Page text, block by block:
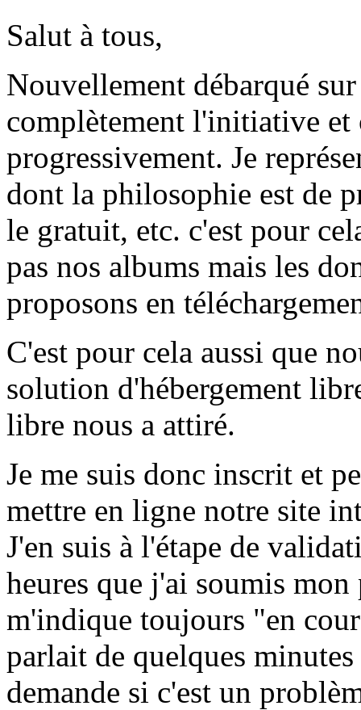
Salut à tous,
Nouvellement débarqué
complètement l'initiative
progressivement. Je
dont la philosophie est de
le gratuit, etc. c'est pour
pas nos albums mais les
proposons en
C'est pour cela aussi que
solution d'hébergement
libre nous a attiré.
Je me suis donc inscrit et
mettre en ligne notre site
J'en suis à l'étape de
heures que j'ai soumis
m'indique toujours "en
parlait de quelques
demande si c'est un